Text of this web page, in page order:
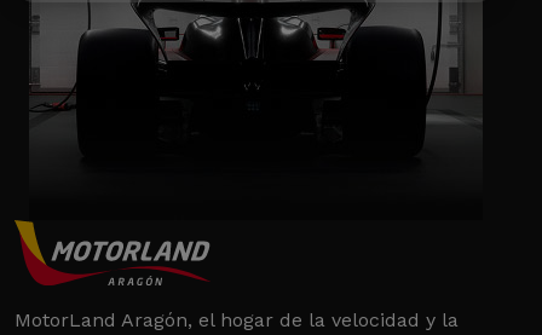
MotorLand Aragón, el hogar de la velocidad y la